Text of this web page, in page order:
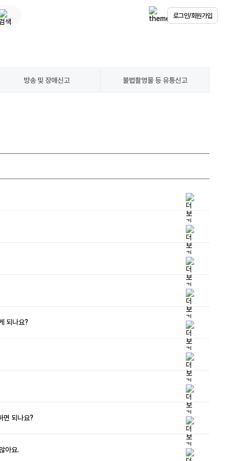
로그인/회원가입
방송 및 장애신고 불법촬영물 등 유통신고
되나요?
면 되나요?
아요.